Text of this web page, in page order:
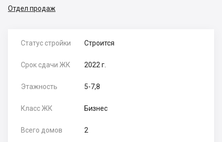
Отдел продаж
Статус стройки Строится
Срок сдачи ЖК 2022 г.
Этажность 5-7,8
Класс ЖК Бизнес
Всего домов 2